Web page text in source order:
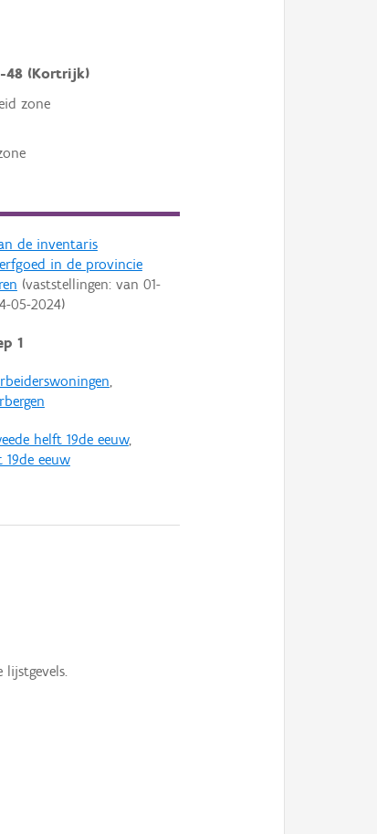
48 (Kortrijk)
zone
de inventaris
in de provincie
(vaststellingen: van 01-
05-2024)
1
,
helft 19de eeuw,
eeuw
lijstgevels.